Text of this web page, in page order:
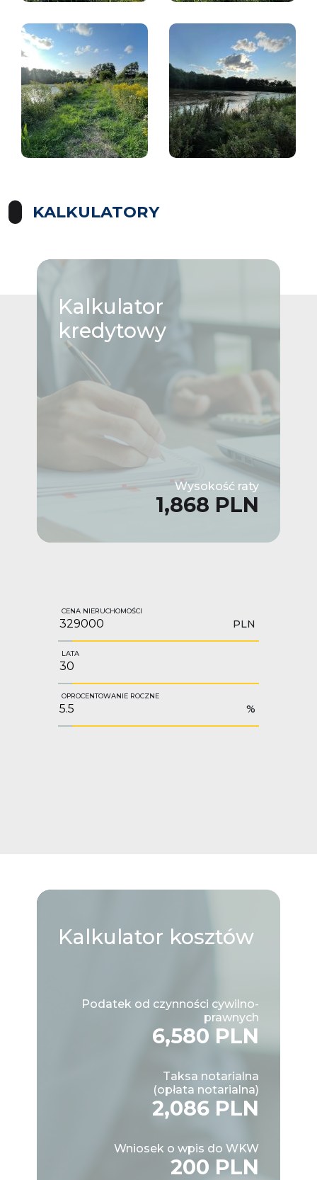
KALKULATORY
Kalkulator
kredytowy
Wysokość raty
1,868 PLN
CENA NIERUCHOMOŚCI
PLN
LATA
OPROCENTOWANIE ROCZNE
%
Kalkulator kosztów
Podatek od czynności cywilno-
prawnych
6,580 PLN
Taksa notarialna
(opłata notarialna)
2,086 PLN
Wniosek o wpis do WKW
200 PLN